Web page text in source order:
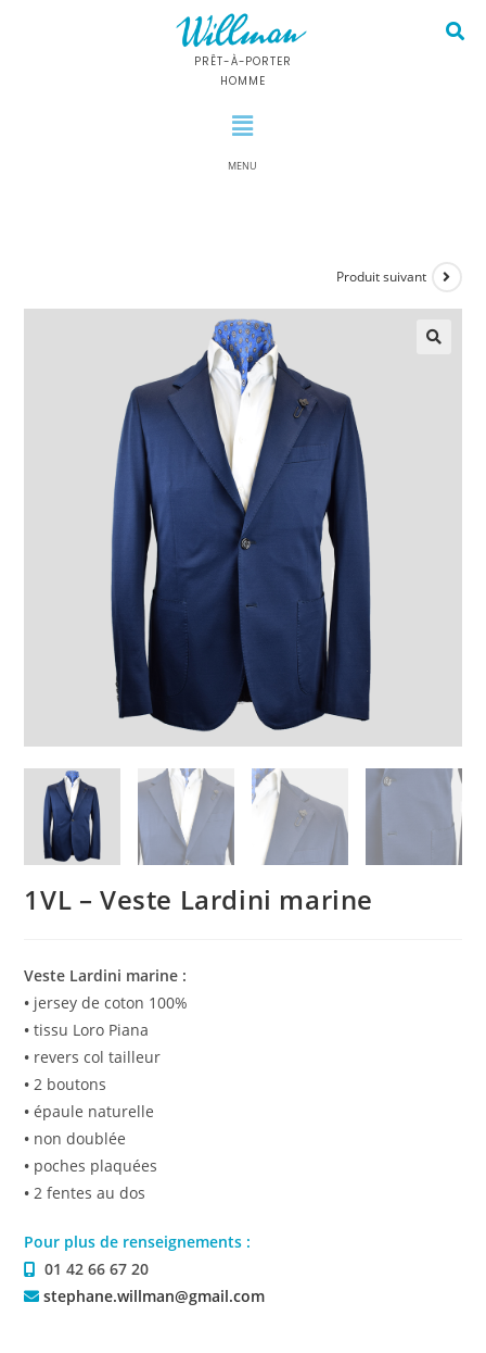
PRÊT-À-PORTER
HOMME
MENU
Produit suivant
1VL – Veste Lardini marine
Veste Lardini marine :
• jersey de coton 100%
•tissu Loro Piana
• revers col tailleur
• 2 boutons
• épaule naturelle
• non doublée
• poches plaquées
• 2 fentes au dos
Pour plus de renseignements :
01 42 66 67 20
stephane.willman@gmail.com